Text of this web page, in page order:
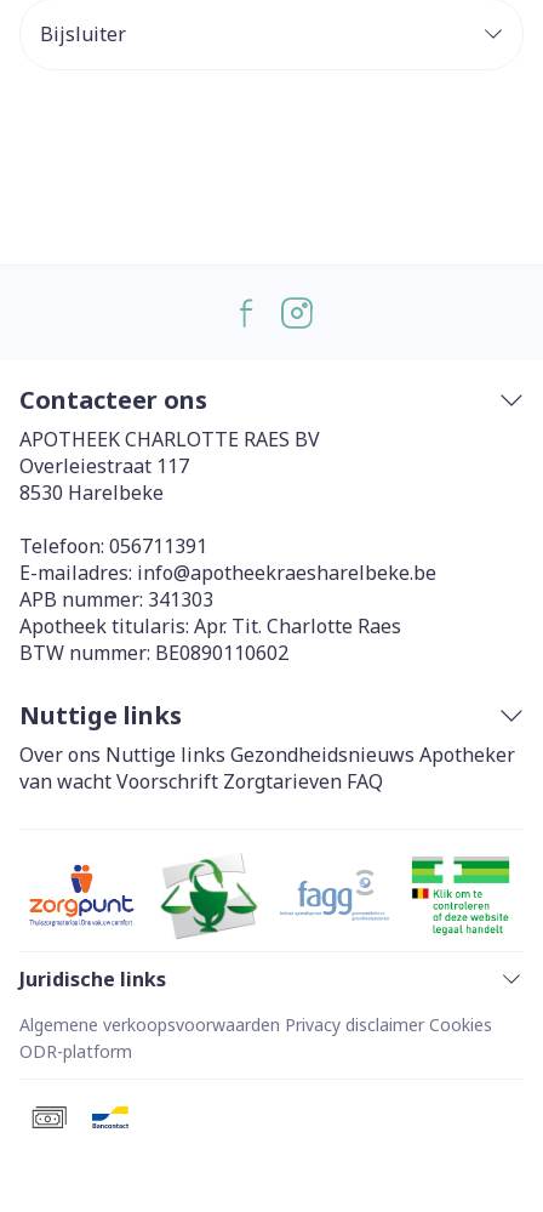
Bijsluiter
Contacteer ons
APOTHEEK CHARLOTTE RAES BV
Overleiestraat 117
8530 Harelbeke
Telefoon: 056711391
E-mailadres: info@apotheekraesharelbeke.be
APB nummer: 341303
Apotheek titularis: Apr. Tit. Charlotte Raes
BTW nummer: BE0890110602
Nuttige links
Over ons Nuttige links Gezondheidsnieuws Apotheker
van wachtVoorschrift Zorgtarieven FAQ
Juridische links
Algemene verkoopsvoorwaarden Privacy disclaimer Cookies
ODR-platform